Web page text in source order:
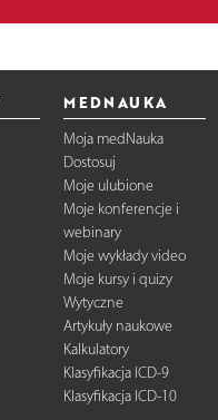
MEDNAUKA
Moja medNauka
Dostosuj
Moje ulubione
Moje konferencje i
webinary
Moje wykłady video
Moje kursy i quizy
Wytyczne
Artykuły naukowe
Kalkulatory
Klasyfikacja ICD-9
Klasyfikacja ICD-10